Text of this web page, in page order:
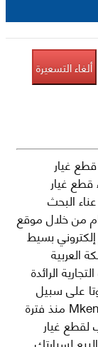
ألغاء التسعيرة
غيار
قطع غيار
البحث
من خلال موقع
بسيط
العربية
الرائدة
على سبيل
المثال لا الحصر. نشأت الفكرة وراء مفهوم Mkena منذ فترة
غيار